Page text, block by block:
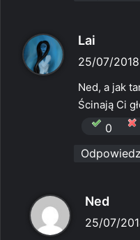
Lai
i
z
e
25/07/
Ned, a jak
Ścinają Ci
0
Odpowiedz
Ned
i
25/07/